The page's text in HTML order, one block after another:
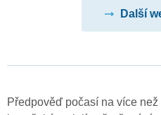
Další
Předpověď počasí na více